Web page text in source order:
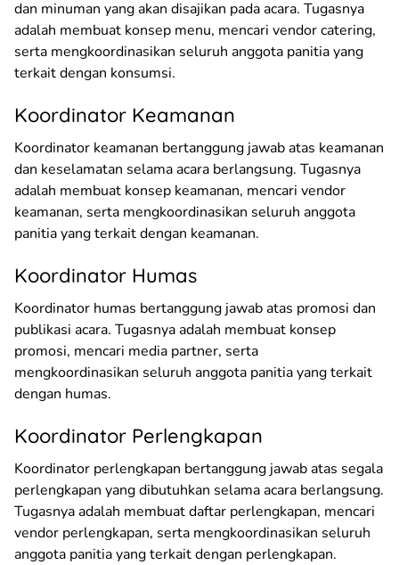
dan minuman yang akan disajikan pada acara. Tugasnya
adalah membuat konsep menu, mencari vendor catering,
serta mengkoordinasikan seluruh anggota panitia yang
terkait dengan konsumsi.
Koordinator Keamanan
Koordinator keamanan bertanggung jawab atas keamanan
dan keselamatan selama acara berlangsung. Tugasnya
adalah membuat konsep keamanan, mencari vendor
keamanan, serta mengkoordinasikan seluruh anggota
panitia yang terkait dengan keamanan.
Koordinator Humas
Koordinator humas bertanggung jawab atas promosi dan
publikasi acara. Tugasnya adalah membuat konsep
promosi, mencari media partner, serta
mengkoordinasikan seluruh anggota panitia yang terkait
dengan humas.
Koordinator Perlengkapan
Koordinator perlengkapan bertanggung jawab atas segala
perlengkapan yang dibutuhkan selama acara berlangsung.
Tugasnya adalah membuat daftar perlengkapan, mencari
vendor perlengkapan, serta mengkoordinasikan seluruh
anggota panitia yang terkait dengan perlengkapan.